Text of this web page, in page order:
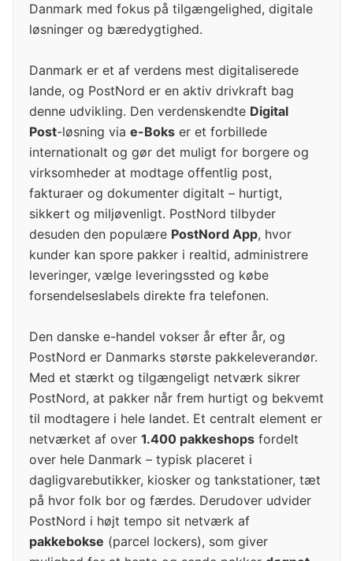
Danmark med fokus på tilgængelighed, digitale
løsninger og bæredygtighed.
Danmark er et af verdens mest digitaliserede
lande, og PostNord er en aktiv drivkraft bag
denne udvikling. Den verdenskendte Digital
Post-løsning via e-Boks er et forbillede
internationalt og gør det muligt for borgere og
virksomheder at modtage offentlig post,
fakturaer og dokumenter digitalt – hurtigt,
sikkert og miljøvenligt. PostNord tilbyder
desuden den populære PostNord App, hvor
kunder kan spore pakker i realtid, administrere
leveringer, vælge leveringssted og købe
forsendelseslabels direkte fra telefonen.
Den danske e-handel vokser år efter år, og
PostNord er Danmarks største pakkeleverandør.
Med et stærkt og tilgængeligt netværk sikrer
PostNord, at pakker når frem hurtigt og bekvemt
til modtagere i hele landet. Et centralt element er
netværket af over 1.400 pakkeshops fordelt
over hele Danmark – typisk placeret i
dagligvarebutikker, kiosker og tankstationer, tæt
på hvor folk bor og færdes. Derudover udvider
PostNord i højt tempo sit netværk af
pakkebokse (parcel lockers), som giver